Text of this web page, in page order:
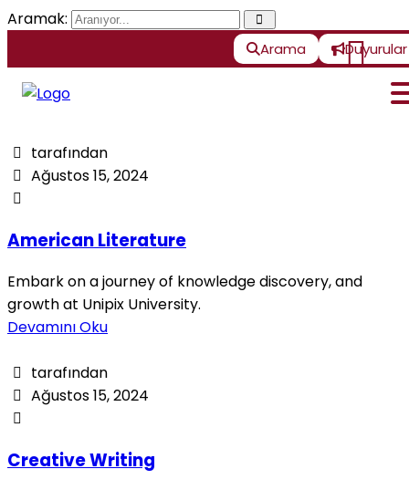
Aramak:
Arama Duyurular
tarafından
Ağustos 15, 2024
American Literature
Embark on a journey of knowledge discovery, and
growth at Unipix University.
Devamını Oku
tarafından
Ağustos 15, 2024
Creative Writing